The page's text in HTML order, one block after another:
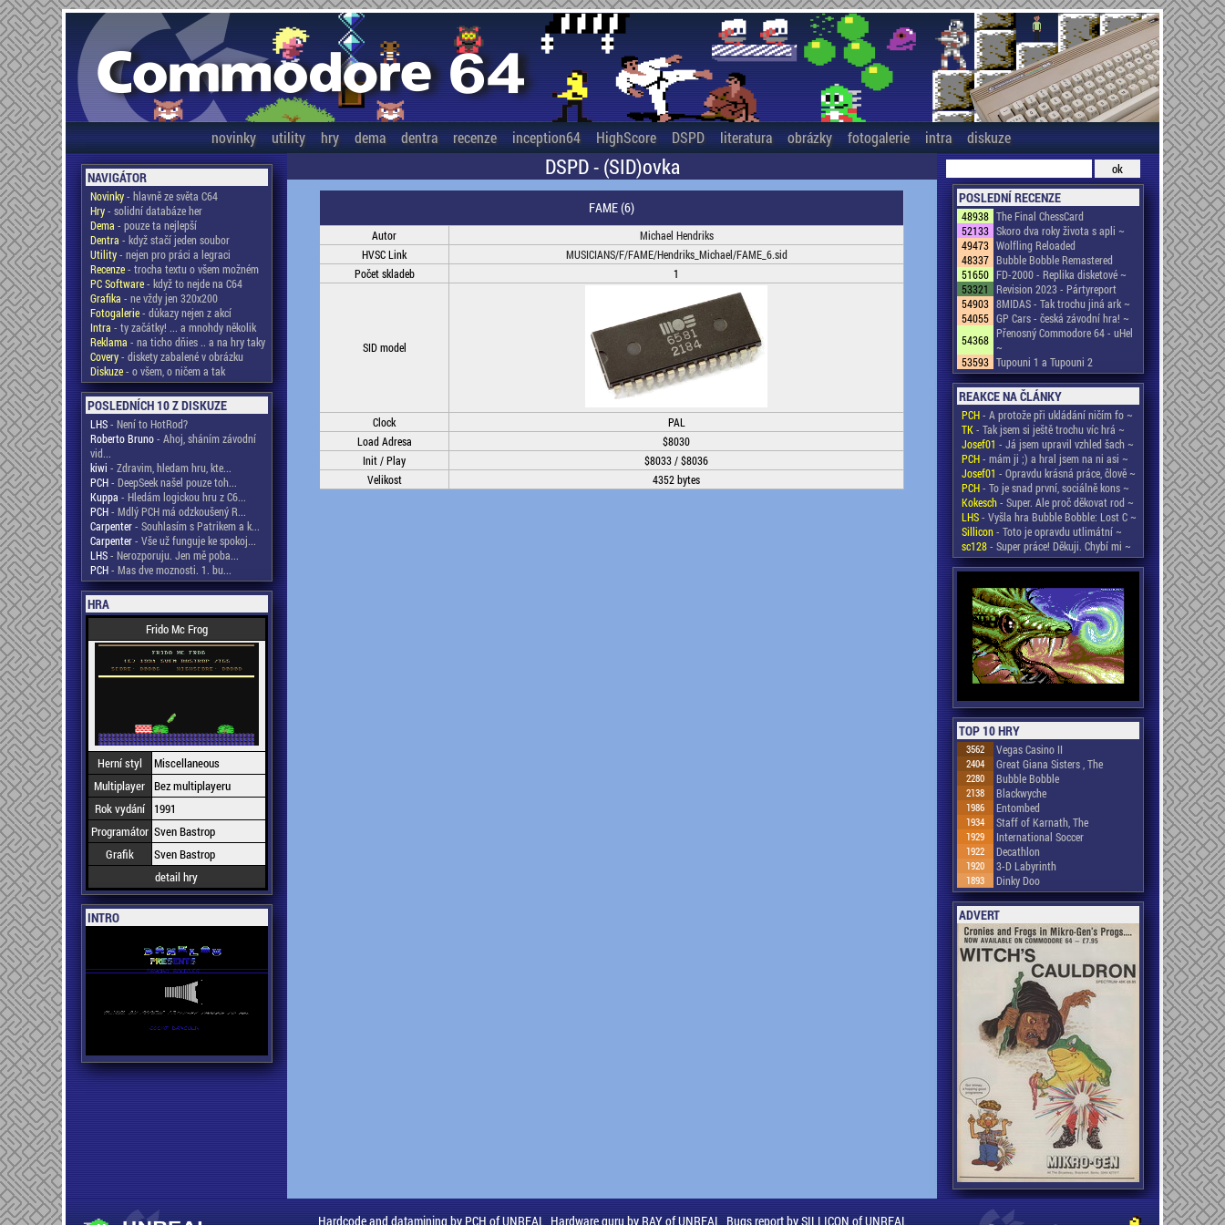
novinky utility hry dema dentra recenze inception64 HighScore DSPD literatura obrázky fotogalerie intra diskuze
NAVIGÁTOR
Novinky- hlavně ze světa C64
Hry- solidní databáze her
Dema - pouze ta nejlepší
Dentra - když stačí jeden soubor
Utility- nejen pro práci a legraci
Recenze- trocha textu o všem možném
PC Software- když to nejde na C64
Grafika - ne vždy jen 320x200
Fotogalerie- důkazy nejen z akcí
Intra - ty začátky! ... a mnohdy několik
Reklama - na ticho dňies .. a na hry taky
Covery- diskety zabalené v obrázku
Diskuze- o všem, o ničem a tak
POSLEDNÍCH 10 Z DISKUZE
LHS- Není to HotRod?
Roberto Bruno- Ahoj, sháním závodní
vid...
kiwi - Zdravim, hledam hru, kte...
PCH- DeepSeek našel pouze toh...
Kuppa - Hledám logickou hru z C6...
PCH- Mdlý PCH má odzkoušený R...
Carpenter- Souhlasím s Patrikem a k...
Carpenter- Vše už funguje ke spokoj...
LHS- Nerozporuju. Jen mě poba...
PCH- Mas dve moznosti. 1. bu...
HRA
Frido Mc Frog
Herní styl
Miscellaneous
Multiplayer Bez multiplayeru
Rok vydání
1991
Programátor Sven Bastrop
Grafik
Sven Bastrop
detail hry
INTRO
DSPD - (SID)ovka
FAME (6)
Autor
Michael Hendriks
HVSC Link
MUSICIANS/F/FAME/Hendriks_Michael/FAME_6.sid
Počet skladeb
1
SID model
Clock
PAL
Load Adresa
$8030
Init / Play
$8033 / $8036
Velikost
4352 bytes
POSLEDNÍ RECENZE
48938 The Final ChessCard
52133 Skoro dva roky života s apli ~
49473 Wolfling Reloaded
48337 Bubble Bobble Remastered
51650 FD-2000 - Replika disketové ~
53321
Revision 2023 - Pártyreport
54903 8MIDAS - Tak trochu jiná ark ~
54055 GP Cars - česká závodní hra! ~
54368 Přenosný Commodore 64 - uHel
~
53593 Tupouni 1 a Tupouni 2
REAKCE NA ČLÁNKY
PCH- A protože při ukládání ničím fo ~
TK- Tak jsem si ještě trochu víc hrá ~
Josef01 - Já jsem upravil vzhled šach ~
PCH- mám ji ;) a hral jsem na ni asi ~
Josef01 - Opravdu krásná práce, člově ~
PCH- To je snad první, sociálně kons ~
Kokesch- Super. Ale proč děkovat rod ~
LHS- Vyšla hra Bubble Bobble: Lost C ~
Sillicon- Toto je opravdu utlimátní ~
sc128- Super práce! Děkuji. Chybí mi ~
TOP 10 HRY
3562 Vegas Casino II
2404 Great Giana Sisters , The
2280 Bubble Bobble
2138 Blackwyche
1986 Entombed
1934 Staff of Karnath, The
1929 International Soccer
1922 Decathlon
1920 3-D Labyrinth
1893 Dinky Doo
ADVERT
Hardcode and datamining by PCH of UNREAL, Hardware guru by RAY of UNREAL, Bugs report by SILLICON of UNREAL